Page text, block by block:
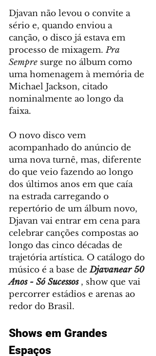
Djavan não levou o convite a
sério e, quando enviou a
canção, o disco já estava em
processo de mixagem. Pra
Sempre surge no álbum como
uma homenagem à memória de
Michael Jackson, citado
nominalmente ao longo da
faixa.
O novo disco vem
acompanhado do anúncio de
uma nova turnê, mas, diferente
do que veio fazendo ao longo
dos últimos anos em que caía
na estrada carregando o
repertório de um álbum novo,
Djavan vai entrar em cena para
celebrar canções compostas ao
longo das cinco décadas de
trajetória artística. O catálogo do
músico é a base de Djavanear 50
Anos - Só Sucessos , show que vai
percorrer estádios e arenas ao
redor do Brasil.
Shows em Grandes
Espaços